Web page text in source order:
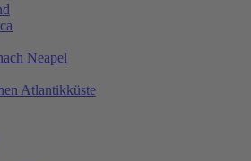
Neapel
Atlantikküste